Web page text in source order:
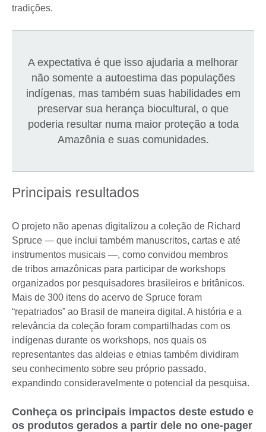
tradições.
A expectativa é que isso ajudaria a melhorar
não somente a autoestima das populações
indígenas, mas também suas habilidades em
preservar sua herança biocultural, o que
poderia resultar numa maior proteção a toda
Amazônia e suas comunidades.
Principais resultados
O projeto não apenas digitalizou a coleção de Richard
Spruce — que inclui também manuscritos, cartas e até
instrumentos musicais —, como convidou membros
de tribos amazônicas para participar de workshops
organizados por pesquisadores brasileiros e britânicos.
Mais de 300 itens do acervo de Spruce foram
“repatriados” ao Brasil de maneira digital. A história e a
relevância da coleção foram compartilhadas com os
indígenas durante os workshops, nos quais os
representantes das aldeias e etnias também dividiram
seu conhecimento sobre seu próprio passado,
expandindo consideravelmente o potencial da pesquisa.
Conheça os principais impactos deste estudo e
os produtos gerados a partir dele no one-pager